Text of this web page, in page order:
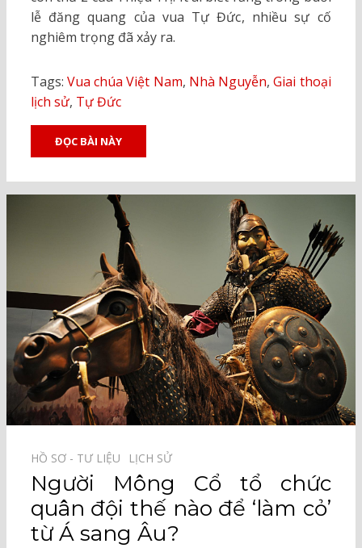
lễ đăng quang của vua Tự Đức, nhiều sự cố
nghiêm trọng đã xảy ra.
Tags: Vua chúa Việt Nam, Nhà Nguyễn,Giai thoại
lịch sử, Tự Đức
ĐỌC BÀI NÀY
HỒ SƠ - TƯ LIỆU⠀ LỊCH SỬ⠀
Người Mông Cổ tổ chức
quân đội thế nào để ‘làm cỏ’
từ Á sang Âu?